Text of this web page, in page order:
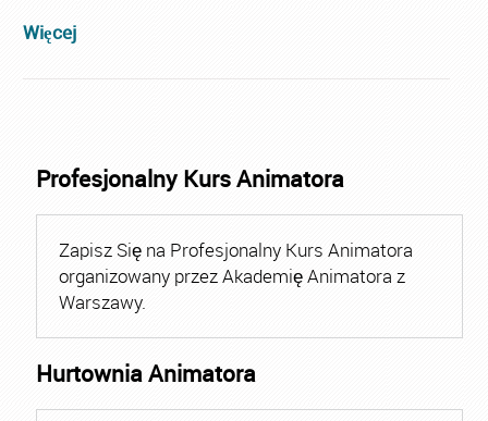
Więcej
Profesjonalny Kurs Animatora
Zapisz Się na Profesjonalny Kurs Animatora
organizowany przez Akademię Animatora z
Warszawy.
Hurtownia Animatora